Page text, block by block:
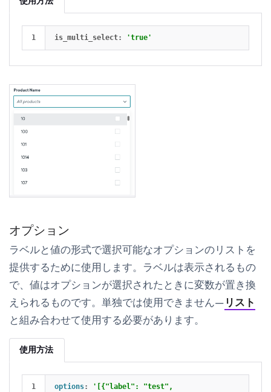
is_multi_select: 'true'
オプション
ラベルと値の形式で選択可能なオプションのリストを
提供するために使用します。ラベルは表示されるもの
で、値はオプションが選択されたときに変数が置き換
えられるものです。単独では使用できません— リスト
と組み合わせて使用する必要があります。
使用方法
options:
'[{"label": "test",